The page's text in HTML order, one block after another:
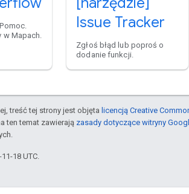
w Mapach.
Issue Tracker
Zgłoś błąd lub poproś o
dodanie funkcji.
treść tej strony jest objęta licencją Creative
ten temat zawierają zasady dotyczące witryny
18 UTC.